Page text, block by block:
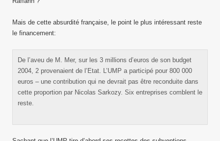
Mais de cette absurdité française, le point le plus intéressant reste
le financement:
De l’aveu de M. Mer, sur les 3 millions d’euros de son budget
2004, 2 provenaient de l’Etat. L’UMP a participé pour 800 000
euros – une contribution qui ne devrait pas être reconduite dans
cette proportion par Nicolas Sarkozy. Six entreprises comblent le
reste.